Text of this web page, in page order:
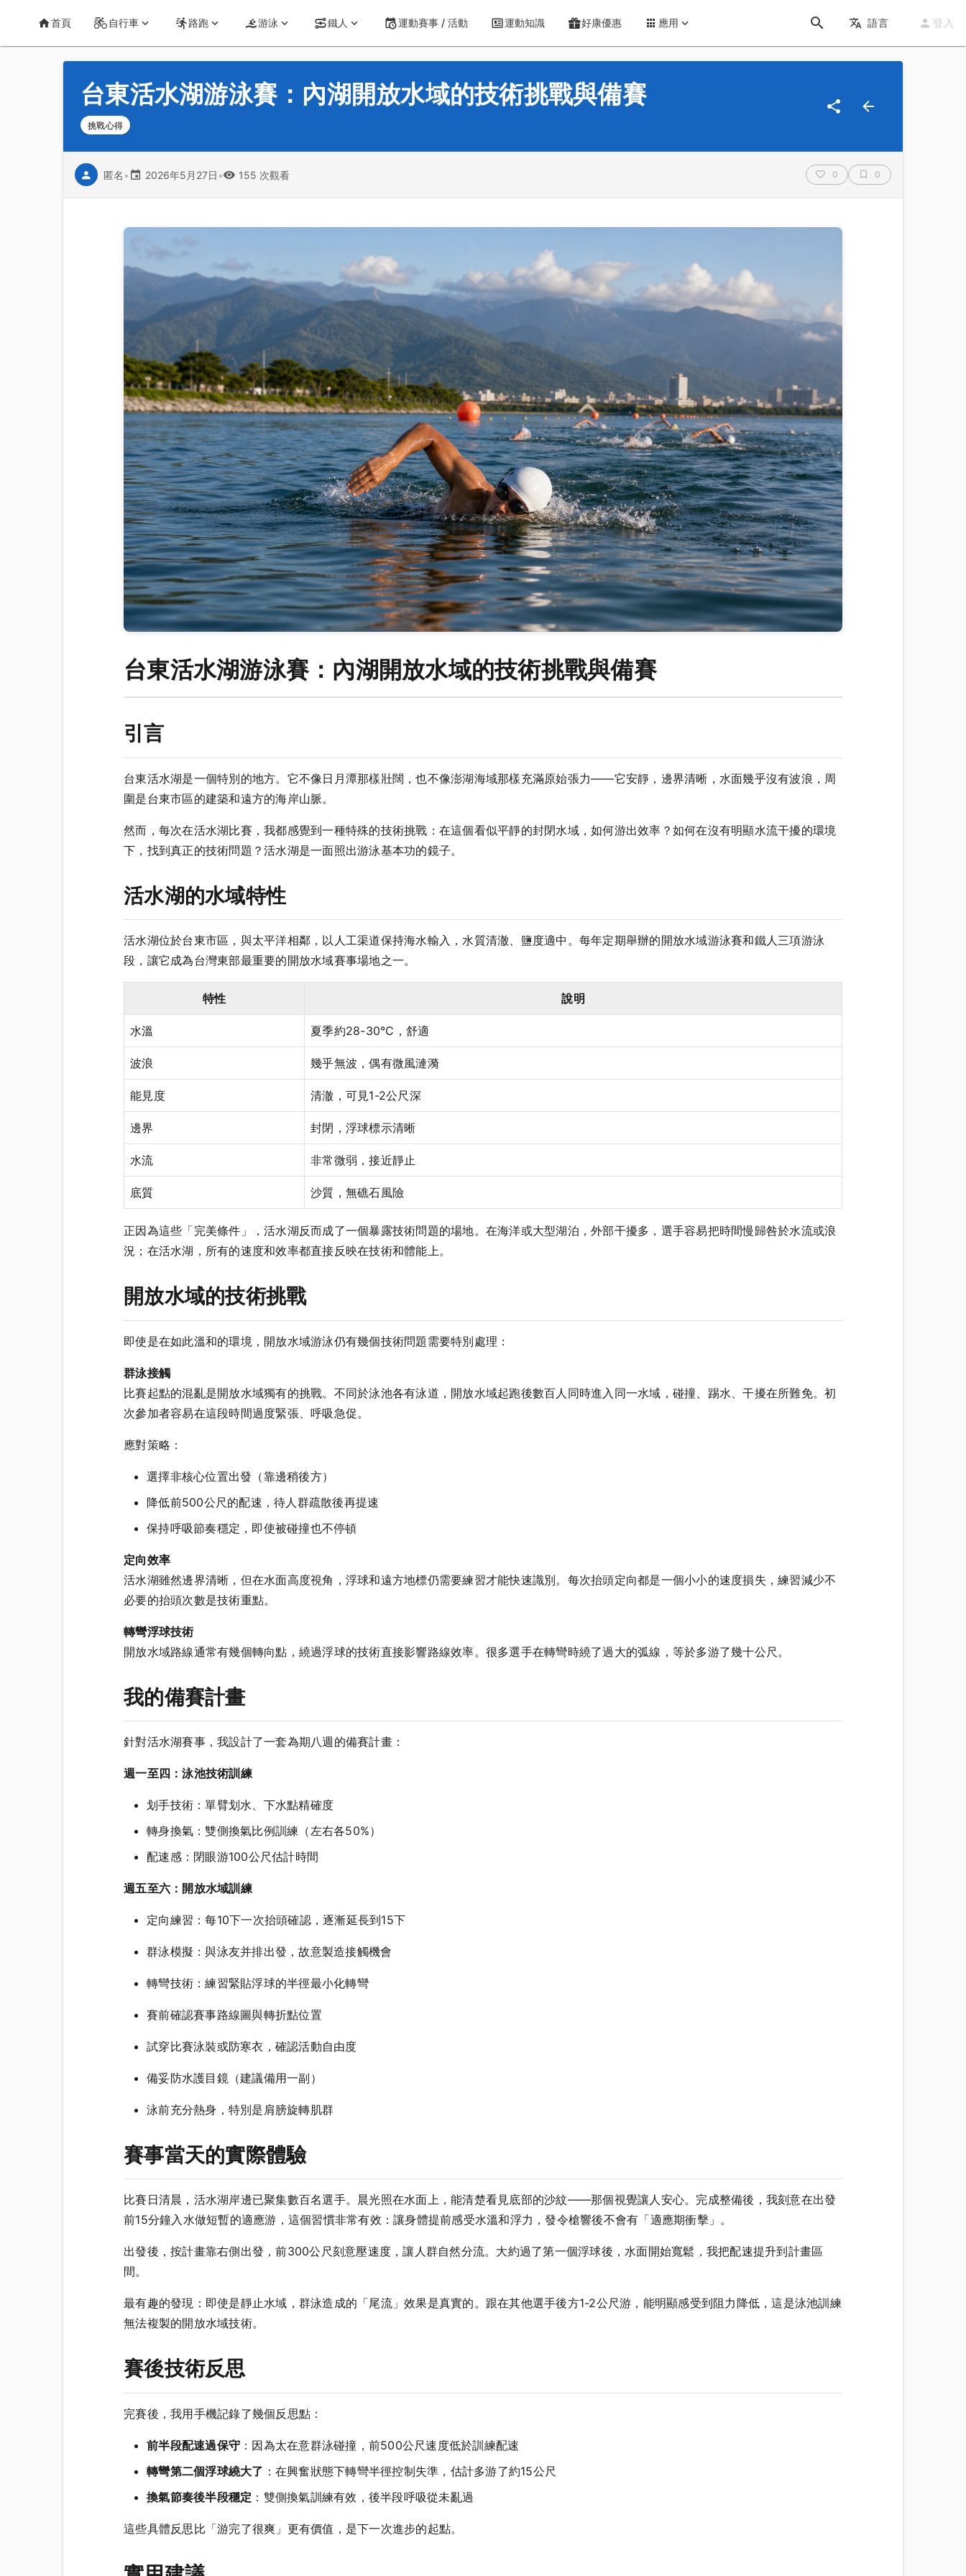
CT Yeh 公路車基地
首頁 自行車 路跑 游泳 鐵人 運動賽事 / 活動 運動知識 好康優惠 應用 語言 登入
運動知識 詳情
台東活水湖游泳賽：內湖開放水域的技術挑戰與備賽
挑戰心得
匿名 • 2026年5月27日 • 155 次觀看 0 0
台東活水湖游泳賽：內湖開放水域的技術挑戰與備賽
引言
台東活水湖是一個特別的地方。它不像日月潭那樣壯闊，也不像澎湖海域那樣充滿原始張力——它安靜，邊界清晰，水面幾乎沒有波浪，周
圍是台東市區的建築和遠方的海岸山脈。
然而，每次在活水湖比賽，我都感覺到一種特殊的技術挑戰：在這個看似平靜的封閉水域，如何游出效率？如何在沒有明顯水流干擾的環境
下，找到真正的技術問題？活水湖是一面照出游泳基本功的鏡子。
活水湖的水域特性
活水湖位於台東市區，與太平洋相鄰，以人工渠道保持海水輸入，水質清澈、鹽度適中。每年定期舉辦的開放水域游泳賽和鐵人三項游泳
段，讓它成為台灣東部最重要的開放水域賽事場地之一。
特性 說明
水溫 夏季約28-30°C，舒適
波浪 幾乎無波，偶有微風漣漪
能見度 清澈，可見1-2公尺深
邊界 封閉，浮球標示清晰
水流 非常微弱，接近靜止
底質 沙質，無礁石風險
正因為這些「完美條件」，活水湖反而成了一個暴露技術問題的場地。在海洋或大型湖泊，外部干擾多，選手容易把時間慢歸咎於水流或浪
況；在活水湖，所有的速度和效率都直接反映在技術和體能上。
開放水域的技術挑戰
即使是在如此溫和的環境，開放水域游泳仍有幾個技術問題需要特別處理：
群泳接觸
比賽起點的混亂是開放水域獨有的挑戰。不同於泳池各有泳道，開放水域起跑後數百人同時進入同一水域，碰撞、踢水、干擾在所難免。初
次參加者容易在這段時間過度緊張、呼吸急促。
應對策略：
選擇非核心位置出發（靠邊稍後方）
降低前500公尺的配速，待人群疏散後再提速
保持呼吸節奏穩定，即使被碰撞也不停頓
定向效率
活水湖雖然邊界清晰，但在水面高度視角，浮球和遠方地標仍需要練習才能快速識別。每次抬頭定向都是一個小小的速度損失，練習減少不
必要的抬頭次數是技術重點。
轉彎浮球技術
開放水域路線通常有幾個轉向點，繞過浮球的技術直接影響路線效率。很多選手在轉彎時繞了過大的弧線，等於多游了幾十公尺。
我的備賽計畫
針對活水湖賽事，我設計了一套為期八週的備賽計畫：
週一至四：泳池技術訓練
划手技術：單臂划水、下水點精確度
轉身換氣：雙側換氣比例訓練（左右各50%）
配速感：閉眼游100公尺估計時間
週五至六：開放水域訓練
定向練習：每10下一次抬頭確認，逐漸延長到15下
群泳模擬：與泳友并排出發，故意製造接觸機會
轉彎技術：練習緊貼浮球的半徑最小化轉彎
賽前確認賽事路線圖與轉折點位置
試穿比賽泳裝或防寒衣，確認活動自由度
備妥防水護目鏡（建議備用一副）
泳前充分熱身，特別是肩膀旋轉肌群
賽事當天的實際體驗
比賽日清晨，活水湖岸邊已聚集數百名選手。晨光照在水面上，能清楚看見底部的沙紋——那個視覺讓人安心。完成整備後，我刻意在出發
前15分鐘入水做短暫的適應游，這個習慣非常有效：讓身體提前感受水溫和浮力，發令槍響後不會有「適應期衝擊」。
出發後，按計畫靠右側出發，前300公尺刻意壓速度，讓人群自然分流。大約過了第一個浮球後，水面開始寬鬆，我把配速提升到計畫區
間。
最有趣的發現：即使是靜止水域，群泳造成的「尾流」效果是真實的。跟在其他選手後方1-2公尺游，能明顯感受到阻力降低，這是泳池訓練
無法複製的開放水域技術。
賽後技術反思
完賽後，我用手機記錄了幾個反思點：
前半段配速過保守 ：因為太在意群泳碰撞，前500公尺速度低於訓練配速
轉彎第二個浮球繞大了 ：在興奮狀態下轉彎半徑控制失準，估計多游了約15公尺
換氣節奏後半段穩定 ：雙側換氣訓練有效，後半段呼吸從未亂過
這些具體反思比「游完了很爽」更有價值，是下一次進步的起點。